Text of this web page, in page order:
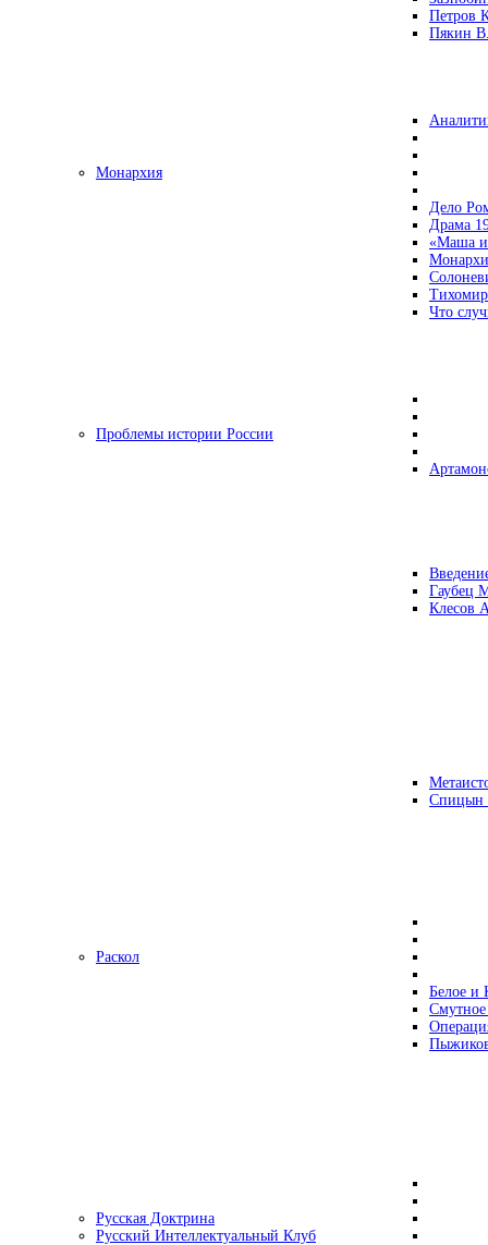
Петров
Пякин
Монархия
Дело
Драма
«Маша и
Что
Проблемы истории России
Гаубец
Клесов
Раскол
Белое и
Русская Доктрина
Русский Интеллектуальный Клуб